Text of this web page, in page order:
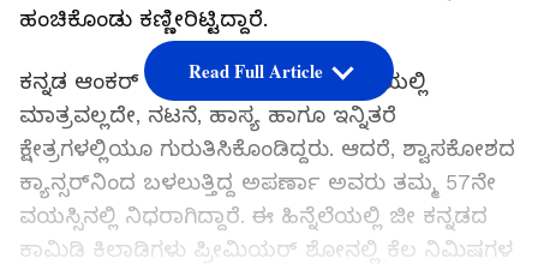
ಹಂಚಿಕೊಂಡು ಕಣ್ಣೀರಿಟ್ಟಿದ್ದಾರೆ.
ಕನ್ನಡ ಆಂಕರ್ ಅಪರ್ಣಾ ಕೇವಲ ನಿರೂಪಣೆಯಲ್ಲಿ
ಮಾತ್ರವಲ್ಲದೇ, ನಟನೆ, ಹಾಸ್ಯ ಹಾಗೂ ಇನ್ನಿತರೆ
ಕ್ಷೇತ್ರಗಳಲ್ಲಿಯೂ ಗುರುತಿಸಿಕೊಂಡಿದ್ದರು. ಆದರೆ, ಶ್ವಾಸಕೋಶದ
ಕ್ಯಾನ್ಸರ್‌ನಿಂದ ಬಳಲುತ್ತಿದ್ದ ಅಪರ್ಣಾ ಅವರು ತಮ್ಮ 57ನೇ
ವಯಸ್ಸಿನಲ್ಲಿ ನಿಧರಾಗಿದ್ದಾರೆ. ಈ ಹಿನ್ನೆಲೆಯಲ್ಲಿ ಜೀ ಕನ್ನಡದ
ಕಾಮಿಡಿ ಕಿಲಾಡಿಗಳು ಪ್ರೀಮಿಯರ್ ಶೋನಲ್ಲಿ ಕೆಲ ನಿಮಿಷಗಳ
Read Full Article